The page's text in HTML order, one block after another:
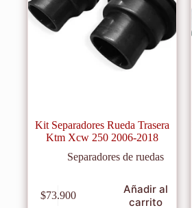
Kit Separadores Rueda Trasera
Ktm Xcw 250 2006-2018
Separadores de ruedas
$73.900
Añadir al
carrito